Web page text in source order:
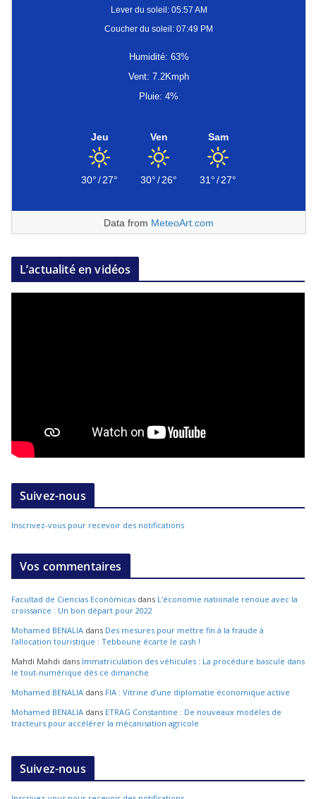
Lever du soleil: 05:57 AM
Coucher du soleil: 07:49 PM
Humidité: 63%
Vent: 7.2Kmph
Pluie: 4%
Jeu
30°/27°
Ven
30°/26°
Sam
31°/27°
Data from MeteoArt.com
L’actualité en vidéos
Suivez-nous
Inscrivez-vous pour recevoir des notifications
Vos commentaires
Facultad de Ciencias Económicas dans L’économie nationale renoue avec la
croissance : Un bon départ pour 2022
Mohamed BENALIA dans Des mesures pour mettre fin à la fraude à
l’allocation touristique : Tebboune écarte le cash !
Mahdi Mahdi dans Immatriculation des véhicules : La procédure bascule dans
le tout-numérique dès ce dimanche
Mohamed BENALIA dans FIA : Vitrine d’une diplomatie économique active
Mohamed BENALIA dans ETRAG Constantine : De nouveaux modèles de
tracteurs pour accélérer la mécanisation agricole
Suivez-nous